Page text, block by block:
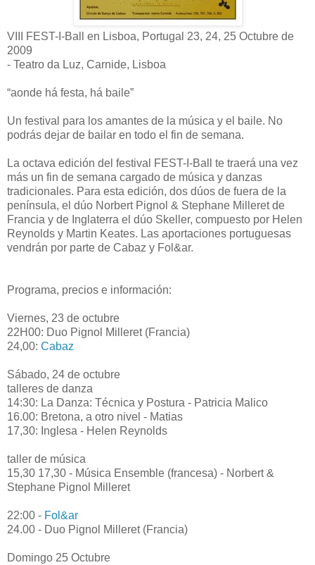
VIII FEST-I-Ball en Lisboa, Portugal 23, 24, 25 Octubre de
2009
- Teatro da Luz, Carnide, Lisboa
“aonde há festa, há baile”
Un festival para los amantes de la música y el baile. No
podrás dejar de bailar en todo el fin de semana.
La octava edición del festival FEST-I-Ball te traerá una vez
más un fin de semana cargado de música y danzas
tradicionales. Para esta edición, dos dúos de fuera de la
península, el dúo Norbert Pignol & Stephane Milleret de
Francia y de Inglaterra el dúo Skeller, compuesto por Helen
Reynolds y Martin Keates. Las aportaciones portuguesas
vendrán por parte de Cabaz y Fol&ar.
Programa, precios e información:
Viernes, 23 de octubre
22H00: Duo Pignol Milleret (Francia)
24,00: Cabaz
Sábado, 24 de octubre
talleres de danza
14:30: La Danza: Técnica y Postura - Patricia Malico
16.00: Bretona, a otro nivel - Matias
17,30: Inglesa - Helen Reynolds
taller de música
15,30 17,30 - Música Ensemble (francesa) - Norbert &
Stephane Pignol Milleret
22:00 - Fol&ar
24.00 - Duo Pignol Milleret (Francia)
Domingo 25 Octubre